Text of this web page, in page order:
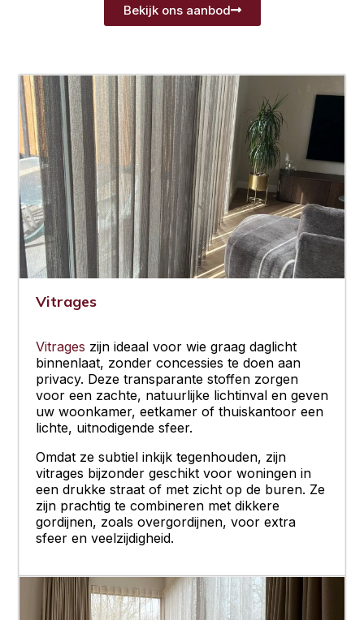
Bekijk ons aanbod
Vitrages
Vitrages zijn ideaal voor wie graag daglicht
binnenlaat, zonder concessies te doen aan
privacy. Deze transparante stoffen zorgen
voor een zachte, natuurlijke lichtinval en geven
uw woonkamer, eetkamer of thuiskantoor een
lichte, uitnodigende sfeer.
Omdat ze subtiel inkijk tegenhouden, zijn
vitrages bijzonder geschikt voor woningen in
een drukke straat of met zicht op de buren. Ze
zijn prachtig te combineren met dikkere
gordijnen, zoals overgordijnen, voor extra
sfeer en veelzijdigheid.